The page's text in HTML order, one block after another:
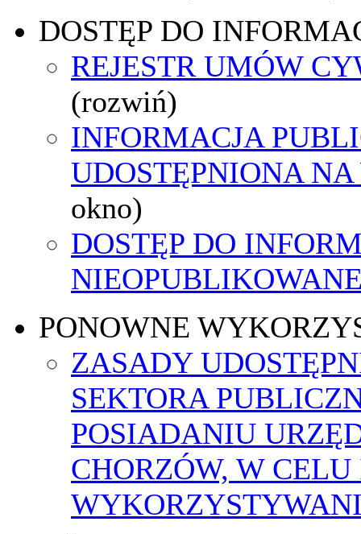
DOSTĘP DO
REJESTR UMÓW
(rozwiń)
INFORMACJA
UDOSTĘPNIONA
okno)
DOSTĘP DO
PONOWNE
ZASADY
SEKTORA
POSIADANIU
CHORZÓW, W